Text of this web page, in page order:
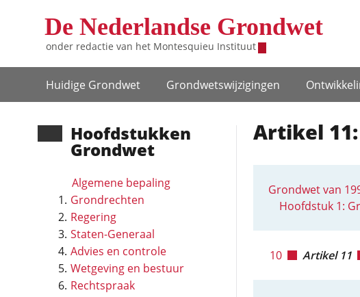
De Nederlandse Grondwet
onder redactie van het Montesquieu Instituut
Hoofdnavigatie
Huidige Grondwet Grondwets­wijzigingen
Hoofd­stukken
Grondwet
Algemene bepaling
Grondrechten
Regering
Staten-Generaal
Advies en controle
Wetgeving en bestuur
Rechtspraak
Artikel
Grondwet van
Hoofdstuk 1:
10 Artikel 11